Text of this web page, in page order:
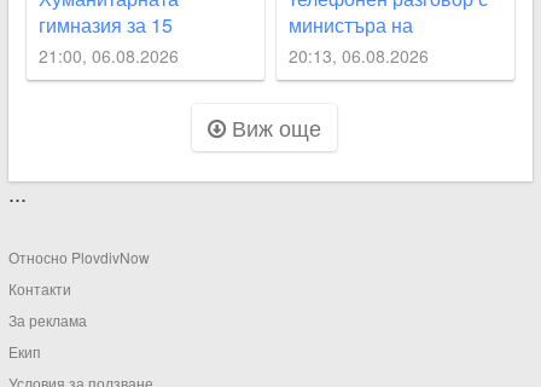
гимназия за 15
септември – реален
срок или мисия
невъзможна ВИДЕО
21:00, 06.08.2026
министъра на
външните работи на
Великобритания Ед
Милибанд
20:13, 06.08.2026
Виж още
...
Относно PlovdivNow
Контакти
За реклама
Екип
Условия за ползване